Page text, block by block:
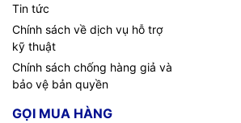
Tin tức
Chính sách về dịch vụ hỗ trợ
kỹ thuật
Chính sách chống hàng giả và
bảo vệ bản quyền
GỌI MUA HÀNG